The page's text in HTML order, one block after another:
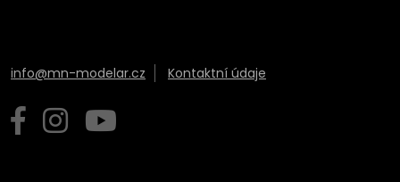
info@mn-modelar.cz Kontaktní údaje